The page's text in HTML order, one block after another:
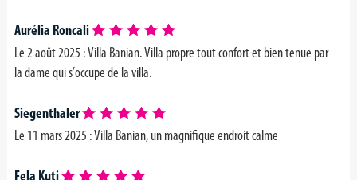
Aurélia Roncali
Le 2 août 2025 :Villa Banian. Villa propre tout confort et bien tenue par
la dame qui s’occupe de la villa.
Siegenthaler
Le 11 mars 2025 :Villa Banian, un magnifique endroit calme
Fela Kuti